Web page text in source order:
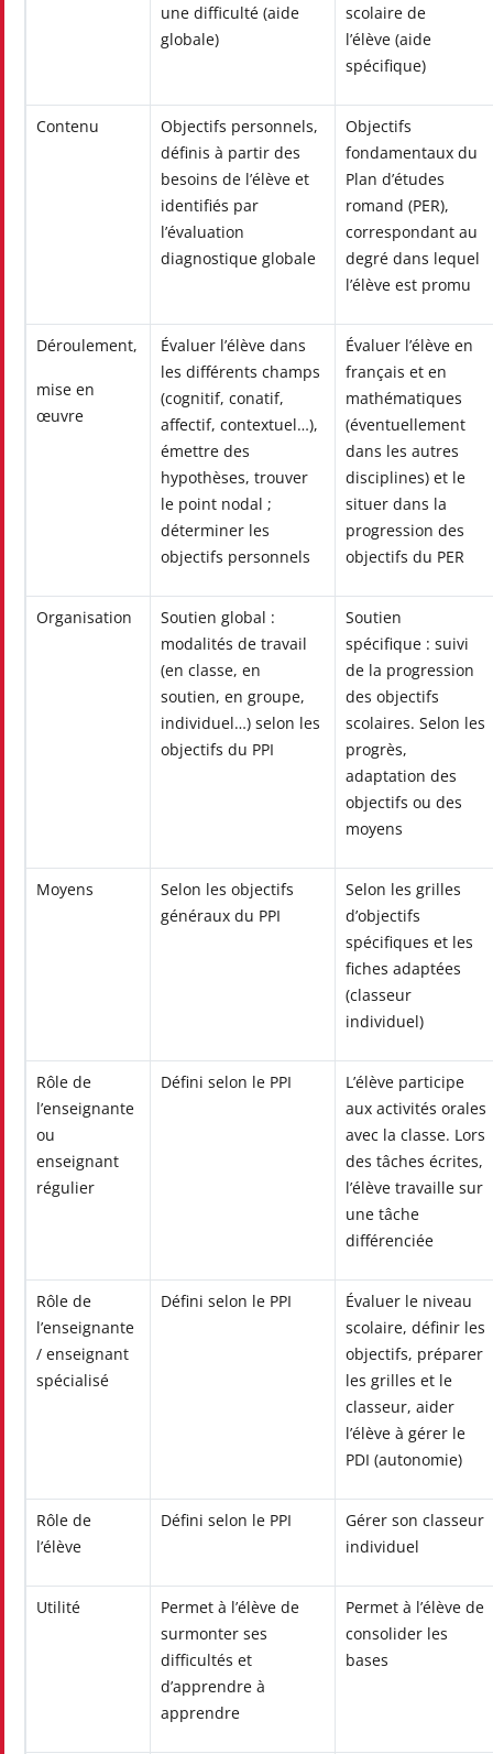
une difficulté (aide
globale)
scolaire de
l’élève (aide
spécifique)
Contenu
Objectifs personnels,
définis à partir des
besoins de l’élève et
identifiés par
l’évaluation
diagnostique globale
Objectifs
fondamentaux du
Plan d’études
romand (PER),
correspondant au
degré dans lequel
l’élève est promu
Déroulement,
mise en
œuvre
Évaluer l’élève dans
les différents champs
(cognitif, conatif,
affectif, contextuel…),
émettre des
hypothèses, trouver
le point nodal ;
déterminer les
objectifs personnels
Évaluer l’élève en
français et en
mathématiques
(éventuellement
dans les autres
disciplines) et le
situer dans la
progression des
objectifs du PER
Organisation
Soutien global :
modalités de travail
(en classe, en
soutien, en groupe,
individuel…) selon les
objectifs du PPI
Soutien
spécifique : suivi
de la progression
des objectifs
scolaires. Selon les
progrès,
adaptation des
objectifs ou des
moyens
Moyens
Selon les objectifs
généraux du PPI
Selon les grilles
d’objectifs
spécifiques et les
fiches adaptées
(classeur
individuel)
Rôle de
l’enseignante
ou
enseignant
régulier
Défini selon le PPI
L’élève participe
aux activités orales
avec la classe. Lors
des tâches écrites,
l’élève travaille sur
une tâche
différenciée
Rôle de
l’enseignante
/ enseignant
spécialisé
Défini selon le PPI
Évaluer le niveau
scolaire, définir les
objectifs, préparer
les grilles et le
classeur, aider
l’élève à gérer le
PDI (autonomie)
Rôle de
l’élève
Défini selon le PPI
Gérer son classeur
individuel
Utilité
Permet à l’élève de
surmonter ses
difficultés et
d’apprendre à
apprendre
Permet à l’élève de
consolider les
bases